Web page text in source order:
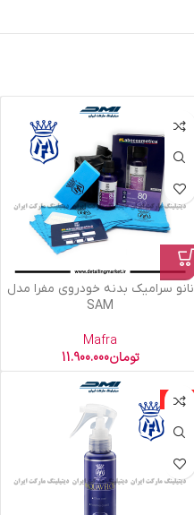
نانو سرامیک بدنه خودروی مفرا مدل
SAM
Mafra
تومان11.900.000
ویژه